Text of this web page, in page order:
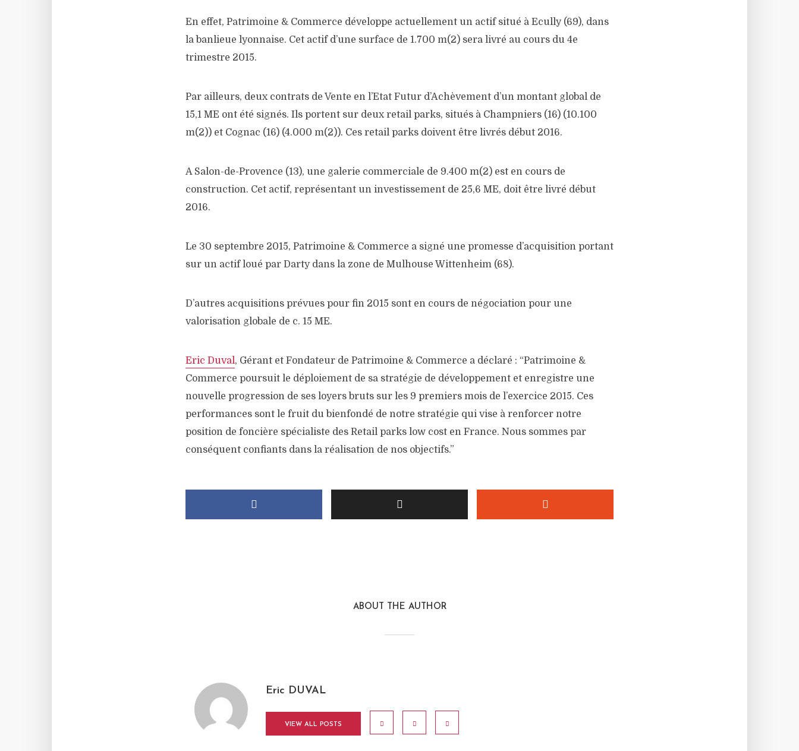
En effet, Patrimoine & Commerce développe actuellement un actif situé à Ecully (69), dans
la banlieue lyonnaise. Cet actif d’une surface de 1.700 m(2) sera livré au cours du 4e
trimestre 2015.
Par ailleurs, deux contrats de Vente en l’Etat Futur d’Achèvement d’un montant global de
15,1 ME ont été signés. Ils portent sur deux retail parks, situés à Champniers (16) (10.100
m(2)) et Cognac (16) (4.000 m(2)). Ces retail parks doivent être livrés début 2016.
A Salon-de-Provence (13), une galerie commerciale de 9.400 m(2) est en cours de
construction. Cet actif, représentant un investissement de 25,6 ME, doit être livré début
2016.
Le 30 septembre 2015, Patrimoine & Commerce a signé une promesse d’acquisition portant
sur un actif loué par Darty dans la zone de Mulhouse Wittenheim (68).
D’autres acquisitions prévues pour fin 2015 sont en cours de négociation pour une
valorisation globale de c. 15 ME.
Eric Duval, Gérant et Fondateur de Patrimoine & Commerce a déclaré : “Patrimoine &
Commerce poursuit le déploiement de sa stratégie de développement et enregistre une
nouvelle progression de ses loyers bruts sur les 9 premiers mois de l’exercice 2015. Ces
performances sont le fruit du bienfondé de notre stratégie qui vise à renforcer notre
position de foncière spécialiste des Retail parks low cost en France. Nous sommes par
conséquent confiants dans la réalisation de nos objectifs.”
ABOUT THE AUTHOR
Eric DUVAL
VIEW ALL POSTS